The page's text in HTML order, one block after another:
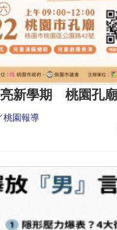
新學期 桃園孔
桃園報導